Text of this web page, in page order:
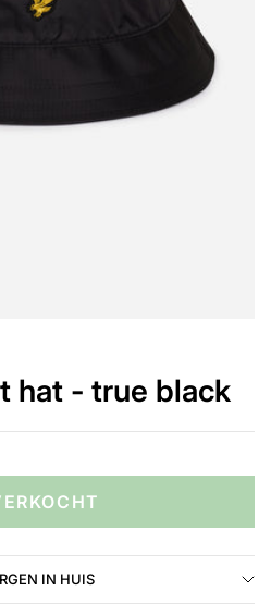
hat - true black
IN HUIS